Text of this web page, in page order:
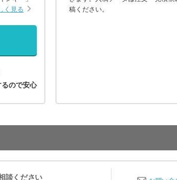
く見る
ので安心
稿ください。
談ください